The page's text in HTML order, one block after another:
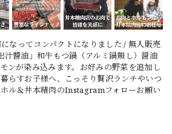
なってコンパクトになりました / 無人販売
汁醬油」和牛もつ鍋（アルミ鍋無し）醤油
ンが染み込みます。お好みの野菜を追加し
らすお子様へ、こっそり贅沢ランチやいつ
ル＆井本精肉のInstagramフォローお願い